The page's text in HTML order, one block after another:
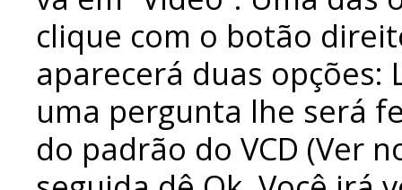
clique com o botão
aparecerá duas opções:
uma pergunta lhe será
do padrão do VCD (Ver